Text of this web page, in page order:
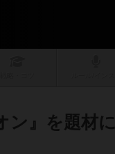
ン』を題材に